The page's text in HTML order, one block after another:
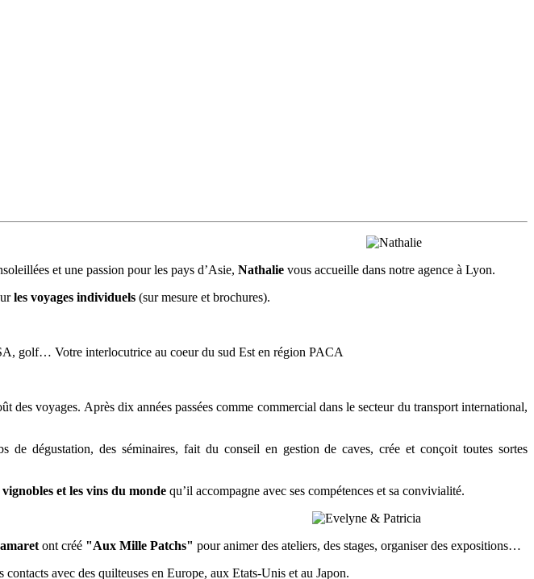
et une passion pour les pays d’Asie, Nathalie vous accueille dans notre agence à Lyon.
les voyages individuels (sur mesure et brochures).
golf… Votre interlocutrice au coeur du sud Est en région PACA
des voyages. Après dix années passées comme commercial dans le secteur du transport international,
de dégustation, des séminaires, fait du conseil en gestion de caves, crée et conçoit toutes sortes
vignobles et les vins du monde qu’il accompagne avec ses compétences et sa convivialité.
ont créé "Aux Mille Patchs" pour animer des ateliers, des stages, organiser des expositions…
contacts avec des quilteuses en Europe, aux Etats-Unis et au Japon.